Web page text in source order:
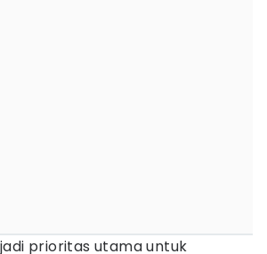
prioritas utama untuk